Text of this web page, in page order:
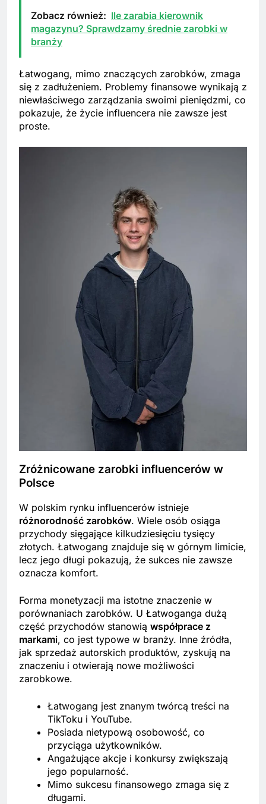
Zobacz również: Ile zarabia kierownik
magazynu? Sprawdzamy średnie zarobki w
branży
Łatwogang, mimo znaczących zarobków, zmaga
się z zadłużeniem. Problemy finansowe wynikają z
niewłaściwego zarządzania swoimi pieniędzmi, co
pokazuje, że życie influencera nie zawsze jest
proste.
Zróżnicowane zarobki influencerów w
Polsce
W polskim rynku influencerów istnieje
różnorodność zarobków. Wiele osób osiąga
przychody sięgające kilkudziesięciu tysięcy
złotych. Łatwogang znajduje się w górnym limicie,
lecz jego długi pokazują, że sukces nie zawsze
oznacza komfort.
Forma monetyzacji ma istotne znaczenie w
porównaniach zarobków. U Łatwoganga dużą
część przychodów stanowią współprace z
markami, co jest typowe w branży. Inne źródła,
jak sprzedaż autorskich produktów, zyskują na
znaczeniu i otwierają nowe możliwości
zarobkowe.
Łatwogang jest znanym twórcą treści na
TikToku i YouTube.
Posiada nietypową osobowość, co
przyciąga użytkowników.
Angażujące akcje i konkursy zwiększają
jego popularność.
Mimo sukcesu finansowego zmaga się z
długami.